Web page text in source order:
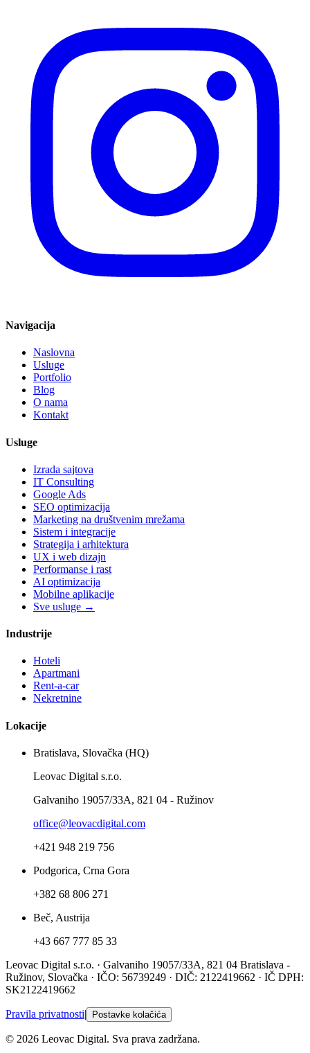
Navigacija
Naslovna
Usluge
Portfolio
Blog
O nama
Kontakt
Usluge
Izrada sajtova
IT Consulting
Google Ads
SEO optimizacija
Marketing na društvenim mrežama
Sistem i integracije
Strategija i arhitektura
UX i web dizajn
Performanse i rast
AI optimizacija
Mobilne aplikacije
Sve usluge →
Industrije
Hoteli
Apartmani
Rent-a-car
Nekretnine
Lokacije
Bratislava, Slovačka (HQ)
Leovac Digital s.r.o.
Galvaniho 19057/33A, 821 04 - Ružinov
office@leovacdigital.com
+421 948 219 756
Podgorica, Crna Gora
+382 68 806 271
Beč, Austrija
+43 667 777 85 33
Leovac Digital s.r.o. · Galvaniho 19057/33A, 821 04 Bratislava -
Ružinov, Slovačka · IČO: 56739249 · DIČ: 2122419662 · IČ DPH:
SK2122419662
Pravila privatnosti| Postavke kolačića
© 2026 Leovac Digital. Sva prava zadržana.